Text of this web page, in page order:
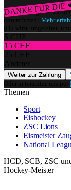
DANKE FÜR DIE
Würdest du gerne
unterstützen? Mehr
(Du wirst umgeleitet, um
5 CHF
15 CHF
25 CHF
Anderer
Weiter zur Zahlung
Oder unterstütze uns per
Themen
Sport
Eishockey
ZSC Lions
Eismeister
National
HCD, SCB, ZSC
Hockey-Meister